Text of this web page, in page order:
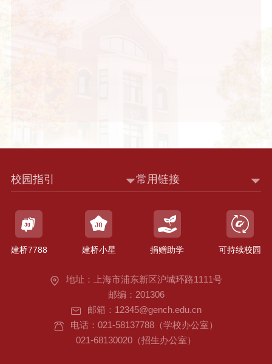
地址：上海市浦东新区沪城环路1111号
邮编：201306
邮箱：12345@gench.edu.cn
电话：021-58137788（学校办公室）
021-68130020（招生办公室）
校园指引 常用链接
建桥7788 建桥小星 捐赠助学 可持续校园